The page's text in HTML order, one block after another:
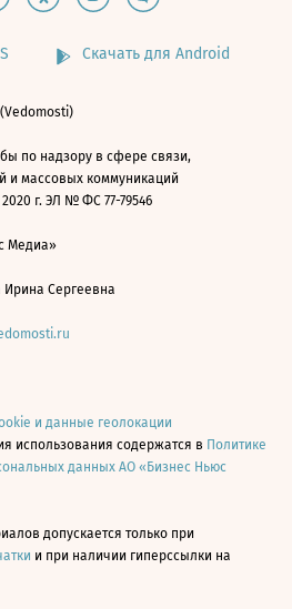
Скачать для Android
по надзору в сфере связи,
и массовых коммуникаций
г. ЭЛ № ФС 77-79546
Медиа»
Ирина Сергеевна
и данные геолокации
использования содержатся в Политике
данных АО «Бизнес Ньюс
допускается только при
и при наличии гиперссылки на